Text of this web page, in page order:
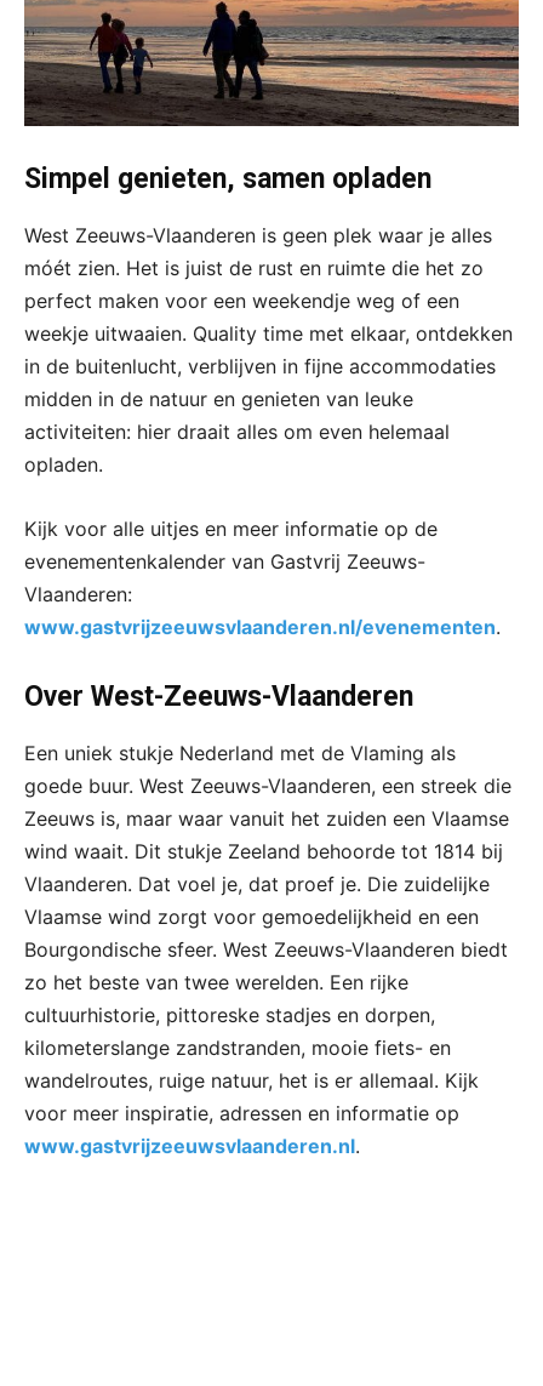
Simpel genieten, samen opladen
West Zeeuws-Vlaanderen is geen plek waar je alles
móét zien. Het is juist de rust en ruimte die het zo
perfect maken voor een weekendje weg of een
weekje uitwaaien. Quality time met elkaar, ontdekken
in de buitenlucht, verblijven in fijne accommodaties
midden in de natuur en genieten van leuke
activiteiten: hier draait alles om even helemaal
opladen.
Kijk voor alle uitjes en meer informatie op de
evenementenkalender van Gastvrij Zeeuws-
Vlaanderen:
www.gastvrijzeeuwsvlaanderen.nl/evenementen.
Over West-Zeeuws-Vlaanderen
Een uniek stukje Nederland met de Vlaming als
goede buur. West Zeeuws-Vlaanderen, een streek die
Zeeuws is, maar waar vanuit het zuiden een Vlaamse
wind waait. Dit stukje Zeeland behoorde tot 1814 bij
Vlaanderen. Dat voel je, dat proef je. Die zuidelijke
Vlaamse wind zorgt voor gemoedelijkheid en een
Bourgondische sfeer. West Zeeuws-Vlaanderen biedt
zo het beste van twee werelden. Een rijke
cultuurhistorie, pittoreske stadjes en dorpen,
kilometerslange zandstranden, mooie fiets- en
wandelroutes, ruige natuur, het is er allemaal. Kijk
voor meer inspiratie, adressen en informatie op
www.gastvrijzeeuwsvlaanderen.nl.